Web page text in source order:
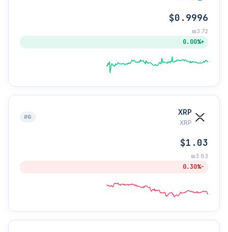
$0.9996
₪3.72
+0.00%
XRP
XRP
#6
$1.03
₪3.83
-0.30%